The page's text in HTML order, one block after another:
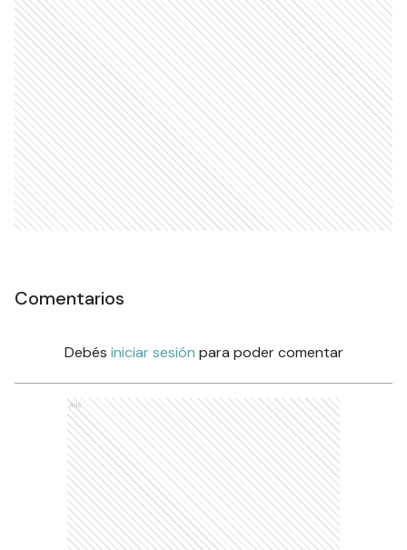
Comentarios
Debés iniciar sesión para poder comentar
Ads